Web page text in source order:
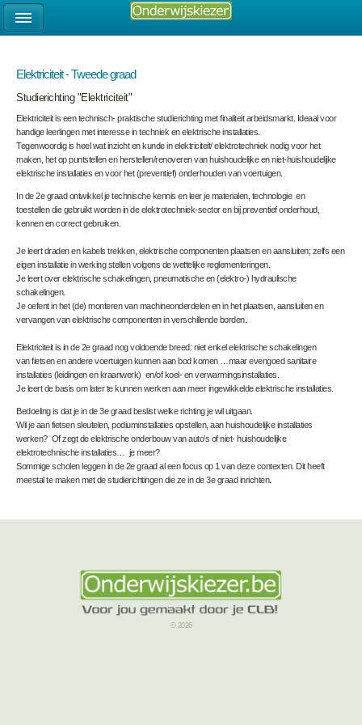
Elektriciteit - Tweede graad
Studierichting "Elektriciteit"
Elektriciteit is een technisch- praktische studierichting met finaliteit arbeidsmarkt. Ideaal voor
handige leerlingen met interesse in techniek en elektrische installaties.
Tegenwoordig is heel wat inzicht en kunde in elektriciteit/ elektrotechniek nodig voor het
maken, het op puntstellen en herstellen/renoveren van huishoudelijke en niet-huishoudelijke
elektrische installaties en voor het (preventief) onderhouden van voertuigen.
In de 2egraad ontwikkel je technische kennis en leer je materialen, technologie en
toestellen die gebruikt worden in de elektrotechniek-sector en bij preventief onderhoud,
kennen en correct gebruiken.
Je leert draden en kabels trekken, elektrische componenten plaatsen en aansluiten; zelfs een
eigen installatie in werking stellen volgens de wettelijke reglementeringen.
Je leert over elektrische schakelingen, pneumatische en (elektro-) hydraulische
schakelingen.
Je oefent in het (de) monteren van machineonderdelen en in het plaatsen, aansluiten en
vervangen van elektrische componenten in verschillende borden.
Elektriciteit is in de 2egraad nog voldoende breed: niet enkel elektrische schakelingen
van fietsen en andere voertuigen kunnen aan bod komen …maar evengoed sanitaire
installaties (leidingen en kraanwerk) en/of koel- en verwarmingsinstallaties.
Je leert de basis om later te kunnen werken aan meer ingewikkelde elektrische installaties.
Bedoeling is dat je in de 3egraad beslist welke richting je wil uitgaan.
Wil je aan fietsen sleutelen, podiuminstallaties opstellen, aan huishoudelijke installaties
werken? Of zegt de elektrische onderbouw van auto’s of niet- huishoudelijke
elektrotechnische installaties… je meer?
Sommige scholen leggen in de 2egraad al een focus op 1 van deze contexten. Dit heeft
meestal te maken met de studierichtingen die ze in de 3egraad inrichten.
© 2026